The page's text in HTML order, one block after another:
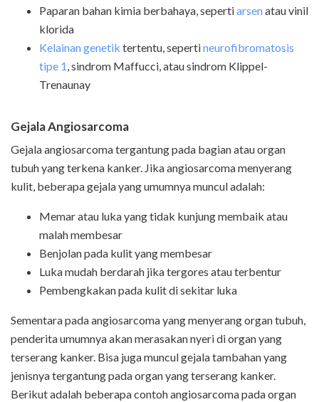
Paparan bahan kimia berbahaya, sepertiarsenatau vinil
klorida
Kelainan genetik tertentu, sepertineurofibromatosis
tipe 1, sindrom Maffucci, atau sindrom Klippel-
Trenaunay
Gejala Angiosarcoma
Gejala angiosarcoma tergantung pada bagian atau organ
tubuh yang terkena kanker. Jika angiosarcoma menyerang
kulit, beberapa gejala yang umumnya muncul adalah:
Memar atau luka yang tidak kunjung membaik atau
malah membesar
Benjolan pada kulit yang membesar
Luka mudah berdarah jika tergores atau terbentur
Pembengkakan pada kulit di sekitar luka
Sementara pada angiosarcoma yang menyerang organ tubuh,
penderita umumnya akan merasakan nyeri di organ yang
terserang kanker. Bisa juga muncul gejala tambahan yang
jenisnya tergantung pada organ yang terserang kanker.
Berikut adalah beberapa contoh angiosarcoma pada organ